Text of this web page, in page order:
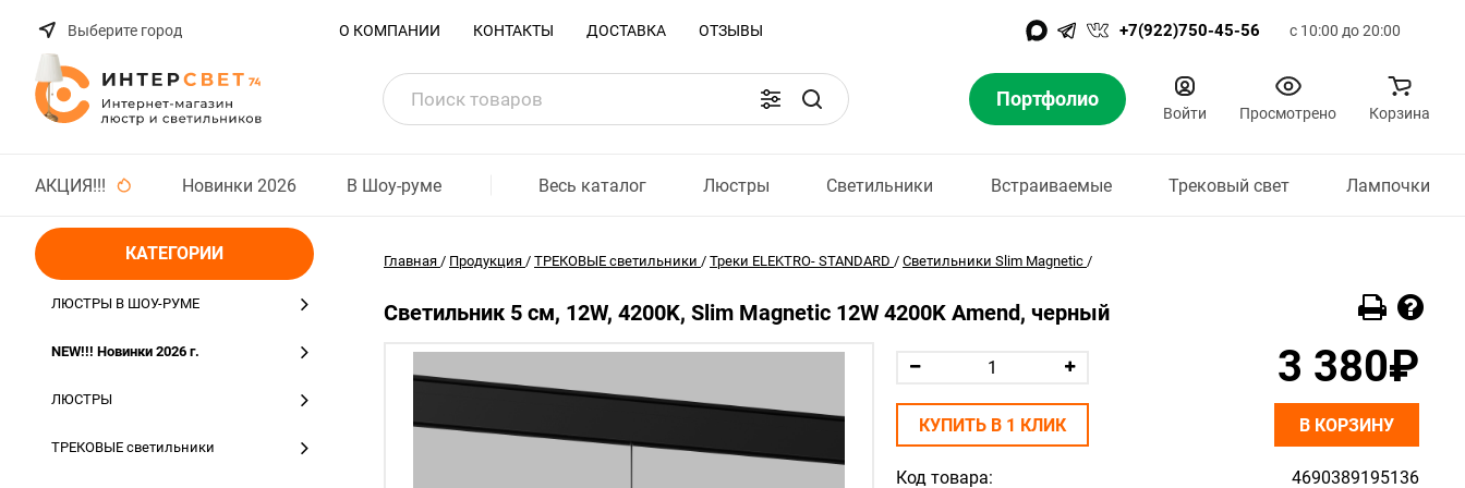
Выберите город О КОМПАНИИ КОНТАКТЫ ДОСТАВКА ОТЗЫВЫ +7(922)750-45-56 с 10:00 до 20:00
Портфолио
Войти Просмотрено Корзина
АКЦИЯ!!! Новинки 2026 В Шоу-руме Весь каталог Люстры Светильники Встраиваемые Трековый свет Лампочки
КАТЕГОРИИ
ЛЮСТРЫ В ШОУ-РУМЕ
NEW!!! Новинки 2026 г.
ЛЮСТРЫ
ТРЕКОВЫЕ светильники
Главная / Продукция / ТРЕКОВЫЕ светильники / Треки ELEKTRO- STANDARD / Светильники Slim Magnetic /
Светильник 5 см, 12W, 4200K, Slim Magnetic 12W 4200K Amend, черный
Код товара:
4690389195136
3 380₽
КУПИТЬ В 1 КЛИК В КОРЗИНУ